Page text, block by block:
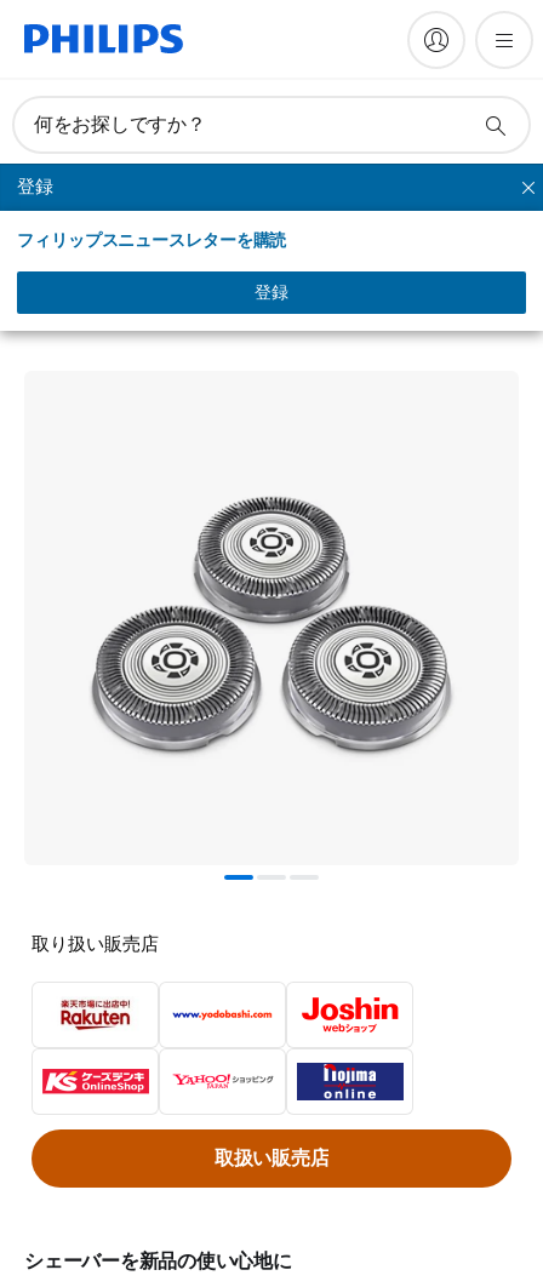
何をお探しですか？
登録
フィリップスニュースレターを購読
登録
替刃
シェーバーを新品の使い心地に
取り扱い販売店
取扱い販売店